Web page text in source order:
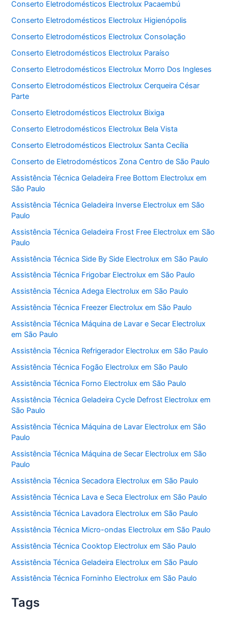
Conserto Eletrodomésticos Electrolux Pacaembú
Conserto Eletrodomésticos Electrolux Higienópolis
Conserto Eletrodomésticos Electrolux Consolação
Conserto Eletrodomésticos Electrolux Paraíso
Conserto Eletrodomésticos Electrolux Morro Dos Ingleses
Conserto Eletrodomésticos Electrolux Cerqueira César
Parte
Conserto Eletrodomésticos Electrolux Bixiga
Conserto Eletrodomésticos Electrolux Bela Vista
Conserto Eletrodomésticos Electrolux Santa Cecília
Conserto de Eletrodomésticos Zona Centro de São Paulo
Assistência Técnica Geladeira Free Bottom Electrolux em
São Paulo
Assistência Técnica Geladeira Inverse Electrolux em São
Paulo
Assistência Técnica Geladeira Frost Free Electrolux em São
Paulo
Assistência Técnica Side By Side Electrolux em São Paulo
Assistência Técnica Frigobar Electrolux em São Paulo
Assistência Técnica Adega Electrolux em São Paulo
Assistência Técnica Freezer Electrolux em São Paulo
Assistência Técnica Máquina de Lavar e Secar Electrolux
em São Paulo
Assistência Técnica Refrigerador Electrolux em São Paulo
Assistência Técnica Fogão Electrolux em São Paulo
Assistência Técnica Forno Electrolux em São Paulo
Assistência Técnica Geladeira Cycle Defrost Electrolux em
São Paulo
Assistência Técnica Máquina de Lavar Electrolux em São
Paulo
Assistência Técnica Máquina de Secar Electrolux em São
Paulo
Assistência Técnica Secadora Electrolux em São Paulo
Assistência Técnica Lava e Seca Electrolux em São Paulo
Assistência Técnica Lavadora Electrolux em São Paulo
Assistência Técnica Micro-ondas Electrolux em São Paulo
Assistência Técnica Cooktop Electrolux em São Paulo
Assistência Técnica Geladeira Electrolux em São Paulo
Assistência Técnica Forninho Electrolux em São Paulo
Tags